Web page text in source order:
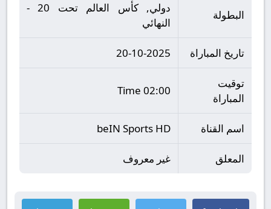
البطولة
دولي, كأس العالم تحت 20 -
النهائي
تاريخ المباراة 20-10-2025
توقيت
المباراة
02:00 Time
اسم القناة beIN Sports HD
المعلق غير معروف